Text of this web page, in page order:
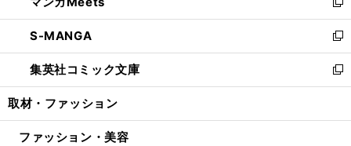
開
く
ド
ウ
で
開
く
ィ
ン
ド
ウ
で
開
い
ウ
ィ
ン
ド
ウ
開
新
し
い
ウ
ィ
ン
ウ
S-MANGA
新
し
い
ウ
ン
集英社コミック文庫
新
し
ウ
取材・ファッション
ファッション・美容